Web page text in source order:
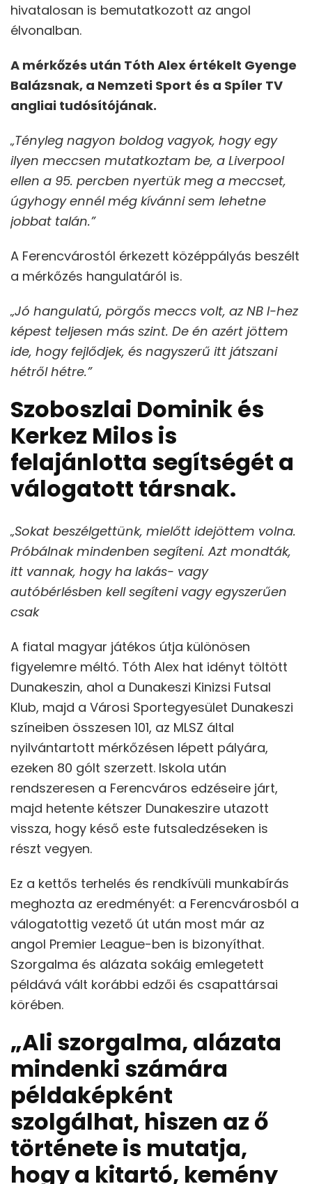
hivatalosan is bemutatkozott az angol
élvonalban.
A mérkőzés után Tóth Alex értékelt Gyenge
Balázsnak, a Nemzeti Sport és a Spíler TV
angliai tudósítójának.
„Tényleg nagyon boldog vagyok, hogy egy
ilyen meccsen mutatkoztam be, a Liverpool
ellen a 95. percben nyertük meg a meccset,
úgyhogy ennél még kívánni sem lehetne
jobbat talán.”
A Ferencvárostól érkezett középpályás beszélt
a mérkőzés hangulatáról is.
„Jó hangulatú, pörgős meccs volt, az NB I-hez
képest teljesen más szint. De én azért jöttem
ide, hogy fejlődjek, és nagyszerű itt játszani
hétről hétre.”
Szoboszlai Dominik és
Kerkez Milos is
felajánlotta segítségét a
válogatott társnak.
„Sokat beszélgettünk, mielőtt idejöttem volna.
Próbálnak mindenben segíteni. Azt mondták,
itt vannak, hogy ha lakás- vagy
autóbérlésben kell segíteni vagy egyszerűen
csak
A fiatal magyar játékos útja különösen
figyelemre méltó. Tóth Alex hat idényt töltött
Dunakeszin, ahol a Dunakeszi Kinizsi Futsal
Klub, majd a Városi Sportegyesület Dunakeszi
színeiben összesen 101, az MLSZ által
nyilvántartott mérkőzésen lépett pályára,
ezeken 80 gólt szerzett. Iskola után
rendszeresen a Ferencváros edzéseire járt,
majd hetente kétszer Dunakeszire utazott
vissza, hogy késő este futsaledzéseken is
részt vegyen.
Ez a kettős terhelés és rendkívüli munkabírás
meghozta az eredményét: a Ferencvárosból a
válogatottig vezető út után most már az
angol Premier League-ben is bizonyíthat.
Szorgalma és alázata sokáig emlegetett
példává vált korábbi edzői és csapattársai
körében.
„Ali szorgalma, alázata
mindenki számára
példaképként
szolgálhat, hiszen az ő
története is mutatja,
hogy a kitartó, kemény